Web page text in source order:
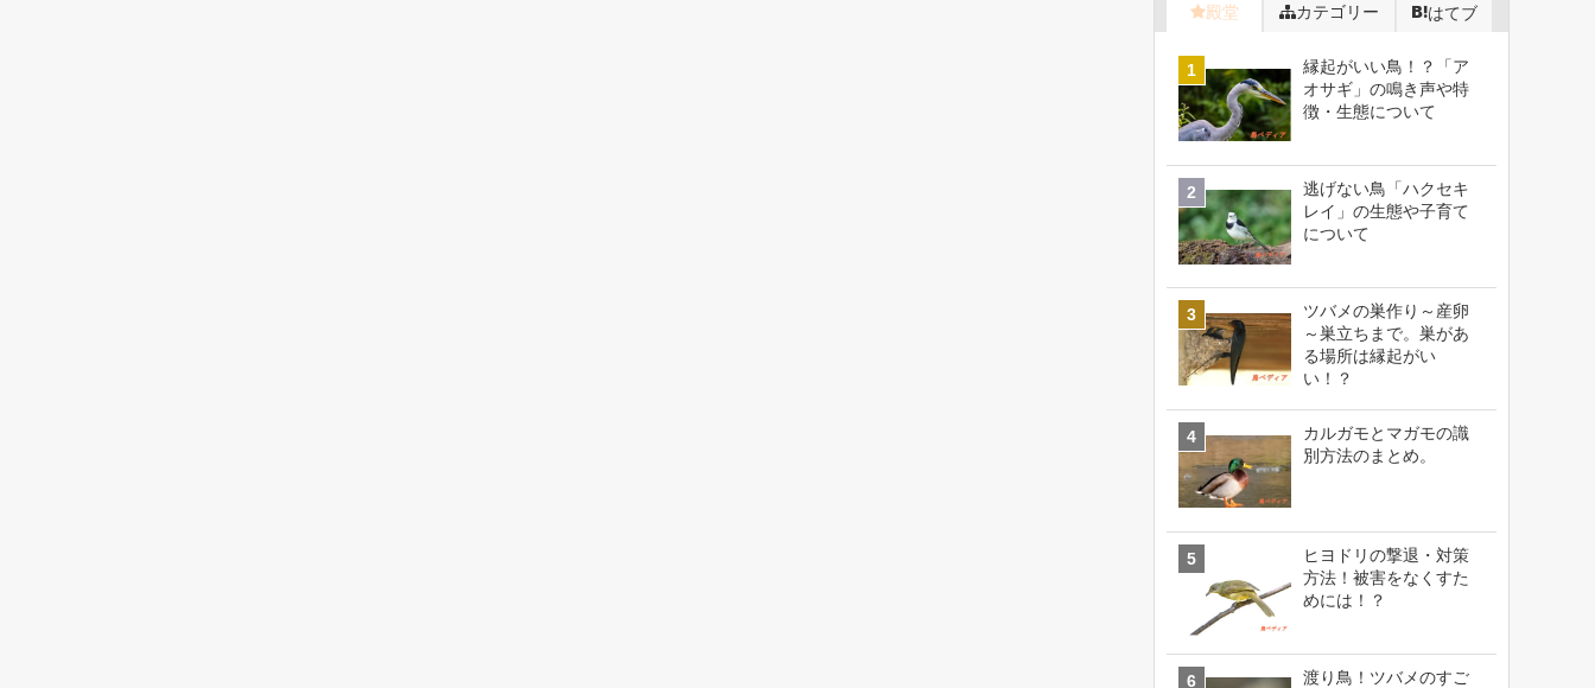
殿堂 カテゴリー はてブ
縁起がいい鳥！？「ア
オサギ」の鳴き声や特
徴・生態について
逃げない鳥「ハクセキ
レイ」の生態や子育て
について
ツバメの巣作り～産卵
～巣立ちまで。巣があ
る場所は縁起がい
い！？
カルガモとマガモの識
別方法のまとめ。
ヒヨドリの撃退・対策
方法！被害をなくすた
めには！？
渡り鳥！ツバメのすご